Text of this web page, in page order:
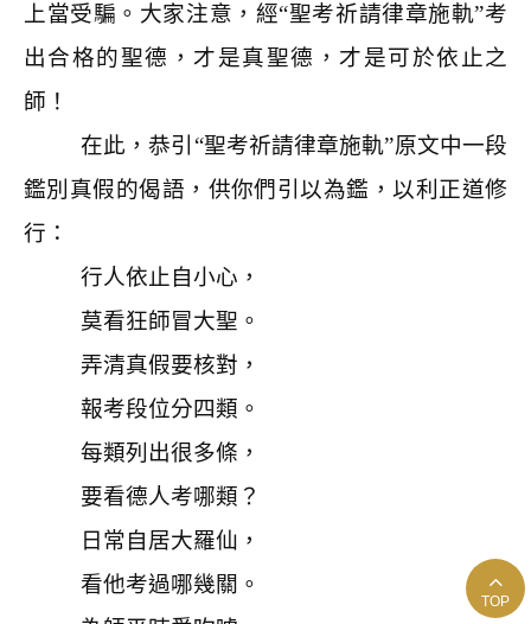
上當受騙。大家注意，經“聖考祈請律章施軌”考
出合格的聖德，才是真聖德，才是可於依止之
師！
在此，恭引“聖考祈請律章施軌”原文中一段
鑑別真假的偈語，供你們引以為鑑，以利正道修
行：
行人依止自小心，
莫看狂師冒大聖。
弄清真假要核對，
報考段位分四類。
每類列出很多條，
要看德人考哪類？
日常自居大羅仙，
看他考過哪幾關。
TOP